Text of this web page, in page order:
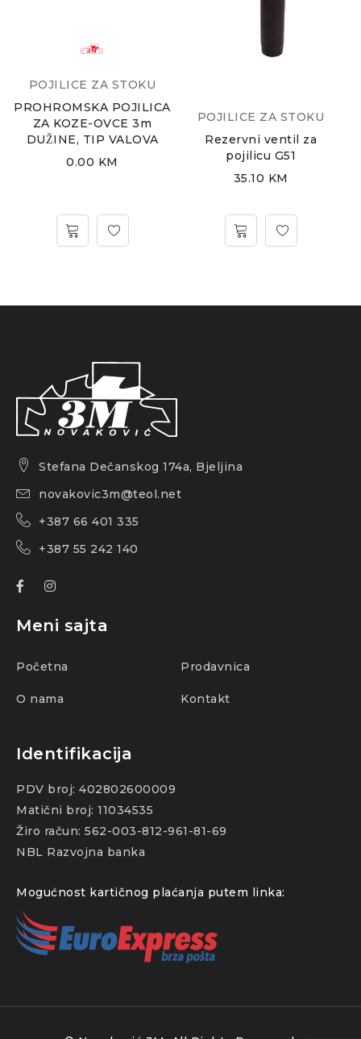
POJILICE ZA STOKU
PROHROMSKA POJILICA
ZA KOZE-OVCE 3m
DUŽINE, TIP VALOVA
0.00 KM
POJILICE ZA STOKU
Rezervni ventil za
pojilicu G51
35.10 KM
Stefana Dečanskog 174a, Bjeljina
novakovic3m@teol.net
+387 66 401 335
+387 55 242 140
Meni sajta
Početna Prodavnica
O nama Kontakt
Identifikacija
PDV broj: 402802600009
Matični broj: 11034535
Žiro račun: 562-003-812-961-81-69
NBL Razvojna banka
Mogućnost kartičnog plaćanja putem linka: